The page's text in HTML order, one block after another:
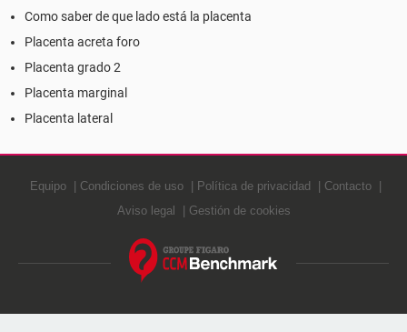
Como saber de que lado está la placenta
Placenta acreta foro
Placenta grado 2
Placenta marginal
Placenta lateral
Equipo Condiciones de uso Política de privacidad
Contacto
Aviso legal
Gestión de cookies